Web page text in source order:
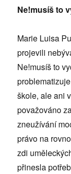
Ne!musíš to
Marie Luisa
projevili
Ne!musíš to
škole, ale ani
považováno
zneužívání
právo na
zdi
přinesla